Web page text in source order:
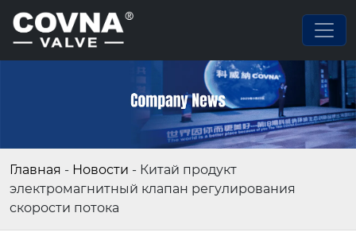
Главная - Новости - Китай продукт
электромагнитный клапан регулирования
скорости потока